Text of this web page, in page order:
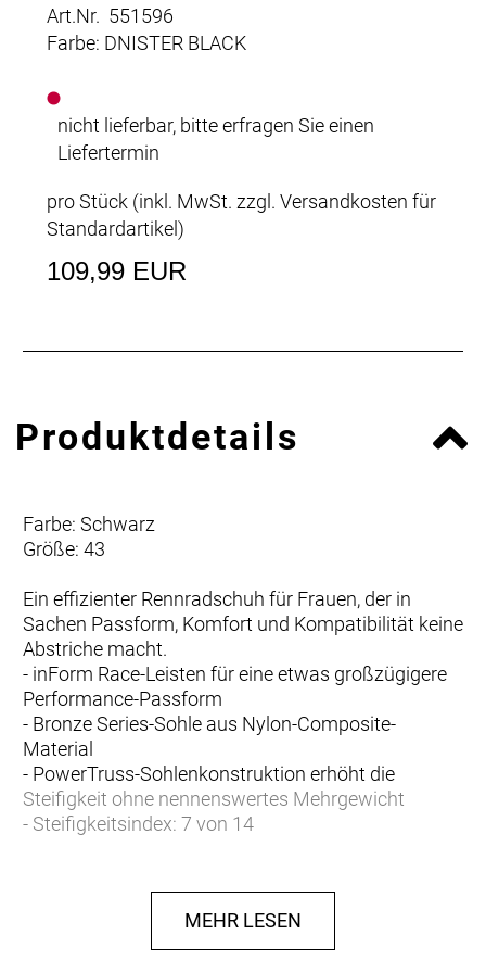
Art.Nr. 551596
Farbe: DNISTER BLACK
nicht lieferbar, bitte erfragen Sie einen
Liefertermin
pro Stück (inkl. MwSt. zzgl. Versandkosten für
Standardartikel)
109,99 EUR
Produktdetails
Farbe: Schwarz
Größe: 43
Ein effizienter Rennradschuh für Frauen, der in
Sachen Passform, Komfort und Kompatibilität keine
Abstriche macht.
- inForm Race-Leisten für eine etwas großzügigere
Performance-Passform
- Bronze Series-Sohle aus Nylon-Composite-
Material
- PowerTruss-Sohlenkonstruktion erhöht die
Steifigkeit ohne nennenswertes Mehrgewicht
- Steifigkeitsindex: 7 von 14
Loch-Platte separat erhältlich)
- Fasergehalt (Liner): 100% Polyester
MEHR LESEN